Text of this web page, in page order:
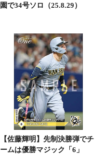
園で34号ソロ（25.8.29）
【佐藤輝明】先制決勝弾でチ
ームは優勝マジック「6」